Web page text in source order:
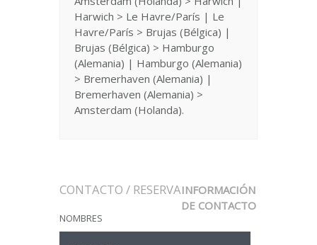
Harwich > Le Havre/París | Le
Havre/París > Brujas (Bélgica) |
Brujas (Bélgica) > Hamburgo
(Alemania) | Hamburgo (Alemania)
> Bremerhaven (Alemania) |
Bremerhaven (Alemania) >
Amsterdam (Holanda).
CONTACTO / RESERVAINFORMACIÓN
DE CONTACTO
NOMBRES